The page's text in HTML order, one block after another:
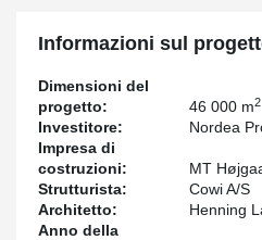
Informazioni sul
Dimensioni del
progetto:
46 000 m2
Investitore:
Nordea
Impresa di
costruzioni:
MT
Strutturista:
Cowi A/S
Architetto:
Henning
Anno della